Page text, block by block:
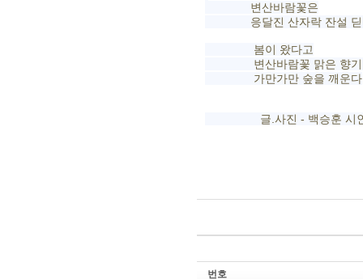
변산바람꽃은
응달진 산자락 잔설 딛
봄이 왔다고
변산바람꽃 맑은 향기
가만가만 숲을 깨운다
글.사진 - 백승훈 시
번호